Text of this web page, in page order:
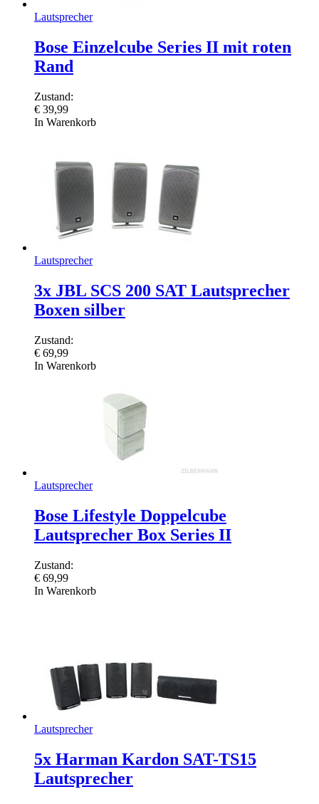
Lautsprecher
Bose Einzelcube Series II mit roten
Rand
Zustand:
€ 39,99
In Warenkorb
Lautsprecher
3x JBL SCS 200 SAT Lautsprecher
Boxen silber
Zustand:
€ 69,99
In Warenkorb
Lautsprecher
Bose Lifestyle Doppelcube
Lautsprecher Box Series II
Zustand:
€ 69,99
In Warenkorb
Lautsprecher
5x Harman Kardon SAT-TS15
Lautsprecher